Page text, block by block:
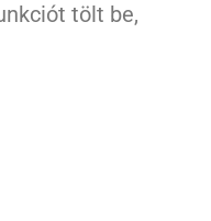
tölt be,